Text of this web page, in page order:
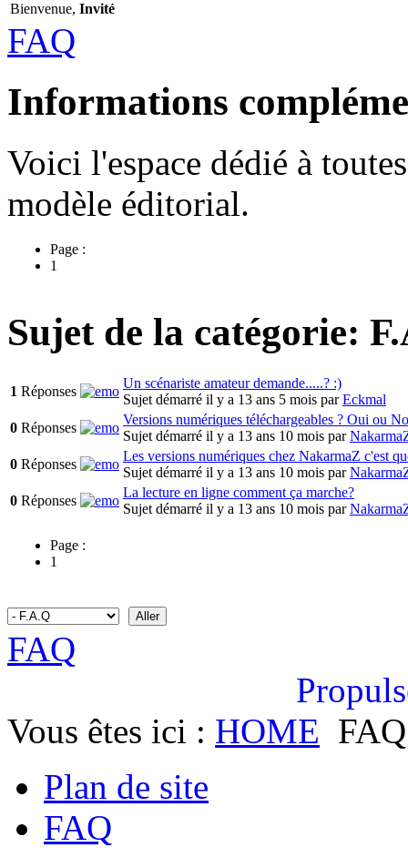
Bienvenue, Invité
FAQ
Informations
Voici l'espace dédié à
modèle éditorial.
Page :
1
Sujet de la catégorie:
1 Réponses
Un scénariste amateur demande.....? :)
Sujet démarré il y a 13 ans 5 mois parEckmal
0 Réponses
Versions numériques téléchargeables ? Oui ou
Sujet démarré il y a 13 ans 10 mois par
0 Réponses
Les versions numériques chez NakarmaZ c'est
Sujet démarré il y a 13 ans 10 mois par
0 Réponses
La lecture en ligne comment ça marche?
Sujet démarré il y a 13 ans 10 mois par
Page :
1
FAQ
Vous êtes ici : HOME FAQ
Plan de site
FAQ